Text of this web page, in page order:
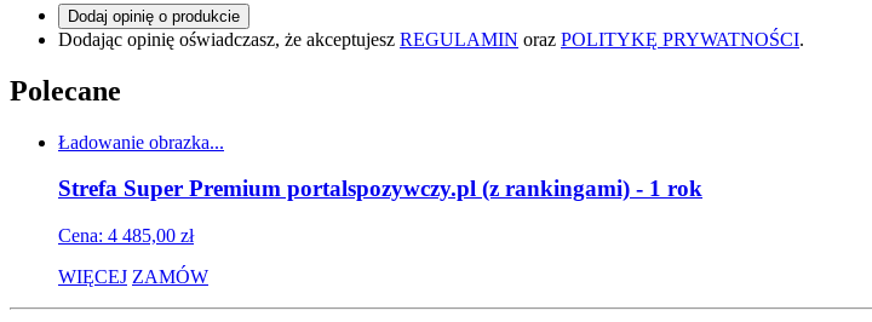
Dodaj opinię o produkcie
Dodając opinię oświadczasz, że akceptujesz REGULAMIN oraz POLITYKĘ PRYWATNOŚCI.
Polecane
Ładowanie obrazka...
Strefa Super Premium portalspozywczy.pl (z rankingami) - 1 rok
Cena: 4 485,00 zł
WIĘCEJ ZAMÓW